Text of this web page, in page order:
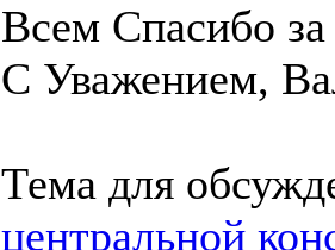
Всем Спасибо
С Уважением,
Тема для
центральной